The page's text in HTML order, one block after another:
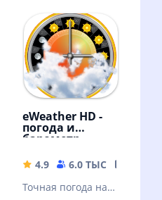
54.35 MB
eWeather HD -
погода и
барометр
4.9 6.0 ТЫС
Точная погода на